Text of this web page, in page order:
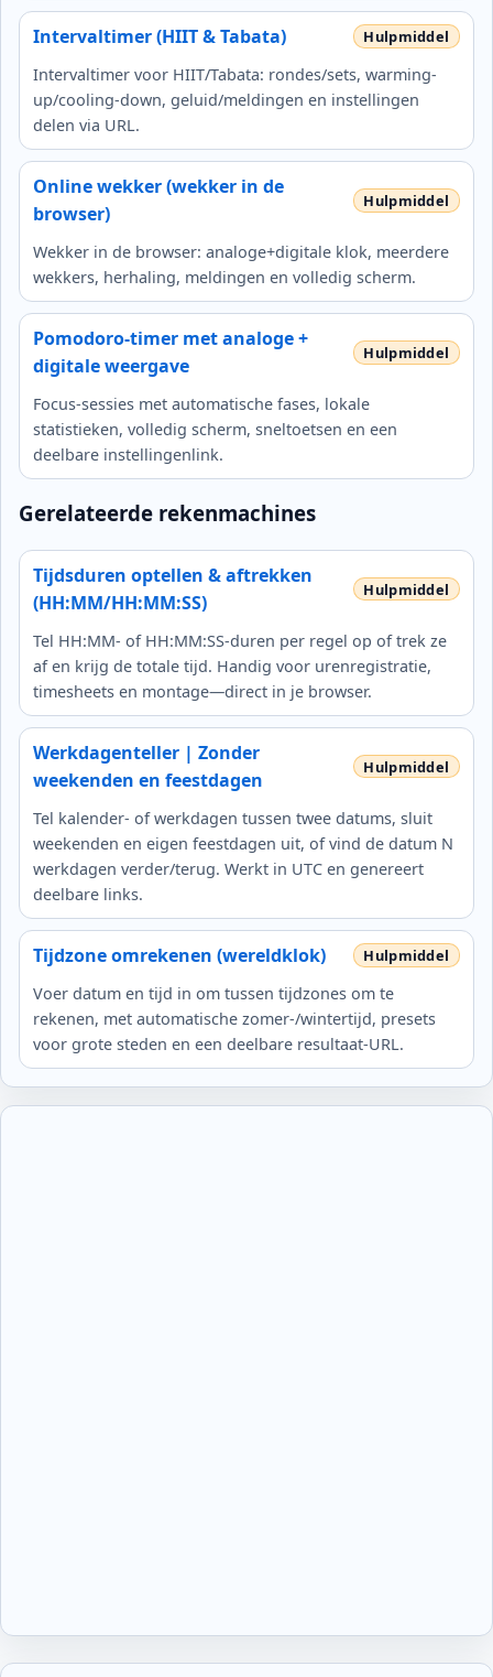
Intervaltimer (HIIT & Tabata)
Intervaltimer voor HIIT/Tabata: rondes/sets, warming-
up/cooling-down, geluid/meldingen en instellingen
delen via URL.
Online wekker (wekker in de
browser)
Wekker in de browser: analoge+digitale klok, meerdere
wekkers, herhaling, meldingen en volledig scherm.
Pomodoro-timer met analoge +
digitale weergave
Focus-sessies met automatische fases, lokale
statistieken, volledig scherm, sneltoetsen en een
deelbare instellingenlink.
Gerelateerde rekenmachines
Tijdsduren optellen & aftrekken
(HH:MM/HH:MM:SS)
Tel HH:MM- of HH:MM:SS‑duren per regel op of trek ze
af en krijg de totale tijd. Handig voor urenregistratie,
timesheets en montage—direct in je browser.
Werkdagenteller | Zonder
weekenden en feestdagen
Tel kalender‑ of werkdagen tussen twee datums, sluit
weekenden en eigen feestdagen uit, of vind de datum N
werkdagen verder/terug. Werkt in UTC en genereert
deelbare links.
Tijdzone omrekenen (wereldklok)
Voer datum en tijd in om tussen tijdzones om te
rekenen, met automatische zomer-/wintertijd, presets
voor grote steden en een deelbare resultaat‑URL.